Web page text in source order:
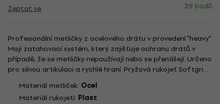
Zeptat se 29 bodů
Profesionální metličky z ocelového drátu v provedení "heavy".
Mají zatahovací systém, který zajišťuje ochranu drátů v
případě, že se metličky nepoužívají nebo se přenášejí. Určeno
pro silnou artikulaci a rychlé hraní. Pryžová rukojeť Softgrip
zajišťuje stabilní úchop.
Materiál metliček: Ocel
Materiál rukojeti: Plast